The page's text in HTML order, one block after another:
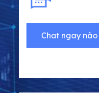
Chat ngay nào